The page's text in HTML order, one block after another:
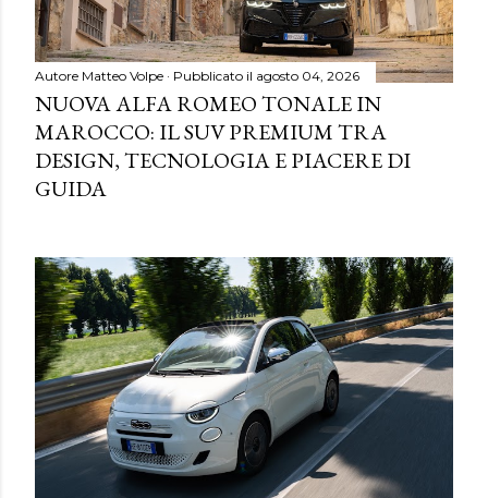
Autore Matteo Volpe Pubblicato il agosto 04, 2026
NUOVA ALFA ROMEO TONALE IN
MAROCCO: IL SUV PREMIUM TRA
DESIGN, TECNOLOGIA E PIACERE DI
GUIDA